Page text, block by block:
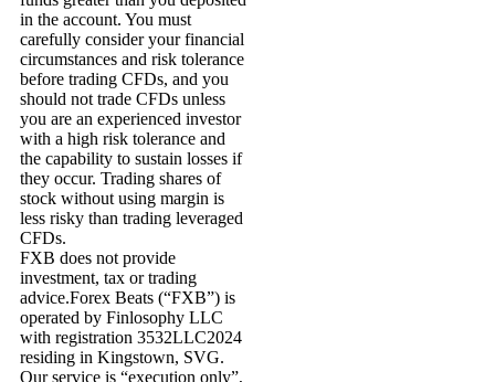
in the account. You must
carefully consider your financial
circumstances and risk tolerance
before trading CFDs, and you
should not trade CFDs unless
you are an experienced investor
with a high risk tolerance and
the capability to sustain losses if
they occur. Trading shares of
stock without using margin is
less risky than trading leveraged
CFDs.
FXB does not provide
investment, tax or trading
advice.Forex Beats (“FXB”) is
operated by Finlosophy LLC
with registration 3532LLC2024
residing in Kingstown, SVG.
Our service is “execution only”,